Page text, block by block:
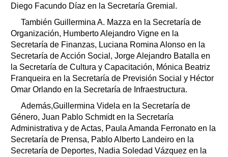
Diego Facundo Díaz en la Secretaría Gremial.
También Guillermina A. Mazza en la Secretaría de
Organización, Humberto Alejandro Vigne en la
Secretaría de Finanzas, Luciana Romina Alonso en la
Secretaría de Acción Social, Jorge Alejandro Batalla en
la Secretaría de Cultura y Capacitación, Mónica Beatriz
Franqueira en la Secretaría de Previsión Social y Héctor
Omar Orlando en la Secretaría de Infraestructura.
Además,Guillermina Videla en la Secretaría de
Género, Juan Pablo Schmidt en la Secretaría
Administrativa y de Actas, Paula Amanda Ferronato en la
Secretaría de Prensa, Pablo Alberto Landeiro en la
Secretaría de Deportes, Nadia Soledad Vázquez en la